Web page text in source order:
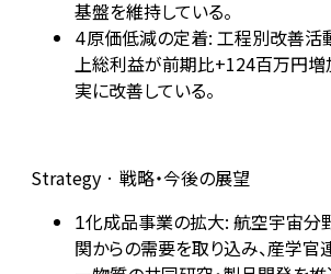
基盤を維持している。
4原価低減の定着: 工程別改善活
上総利益が前期比+124百万円増
実に改善している。
Strategy · 戦略・今後の展望
1化成品事業の拡大: 航空宇宙分
関からの需要を取り込み、産学官